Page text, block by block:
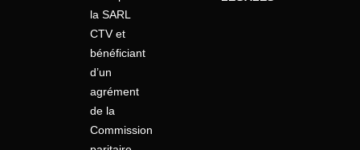
la SARL
CTV et
bénéficiant
d’un
agrément
de la
Commission